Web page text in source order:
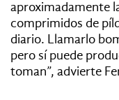
aproximadamente
comprimidos de
diario. Llamarlo
pero sí puede
toman”, advierte